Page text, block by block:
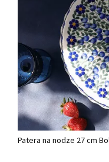
Patera na nodze 27 cm